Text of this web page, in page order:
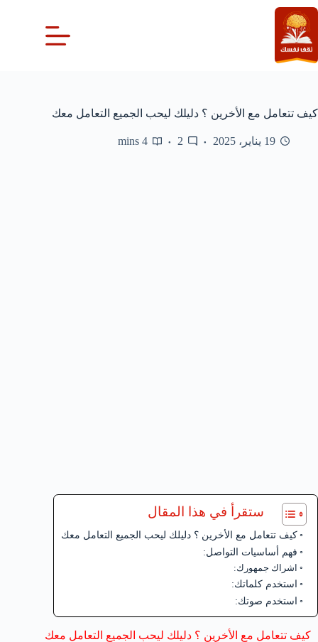
التجاوز
إلى
المحتوى
كيف تتعامل مع الأخرين ؟ دليلك ليحب الجميع التعامل معك
19 يناير، 2025 2
4 mins
ستقرأ في هذا المقال
كيف تتعامل مع الأخرين ؟ دليلك ليحب الجميع التعامل معك
فهم أساسيات التواصل:
اشراك جمهورك:
استخدم كلماتك:
استخدم صوتك:
كيف تتعامل مع الأخرين ؟ دليلك ليحب الجميع التعامل معك